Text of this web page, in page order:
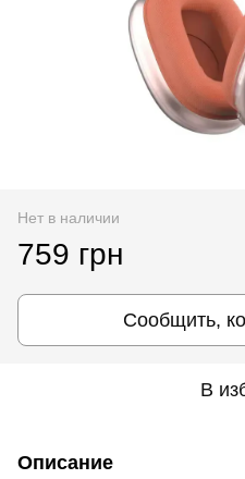
Нет в наличии
759 грн
Сообщить,
В
Описание